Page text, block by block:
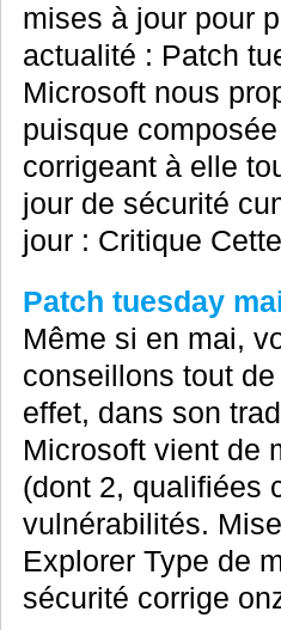
mises à jour pour
actualité : Patch
Microsoft nous
puisque
corrigeant à elle
jour de sécurité
jour : Critique
Patch tuesday
Même si en mai,
conseillons tout
effet, dans son
Microsoft vient de
(dont 2, qualifiées
vulnérabilités.
Explorer Type de
sécurité corrige